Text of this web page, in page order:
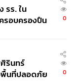
รร. ใน
รอบครองปืน
0
รินทร์
นที่ปลอดภัย
0